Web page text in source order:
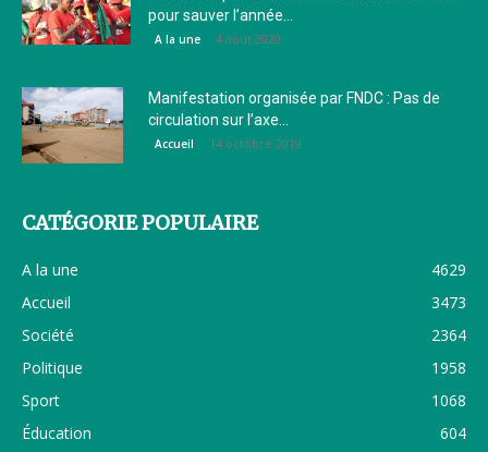
pour sauver l’année...
A la une 4 août 2020
Manifestation organisée par FNDC : Pas de
circulation sur l’axe...
Accueil 14 octobre 2019
CATÉGORIE POPULAIRE
A la une
4629
Accueil
3473
Société
2364
Politique
1958
Sport
1068
Éducation
604